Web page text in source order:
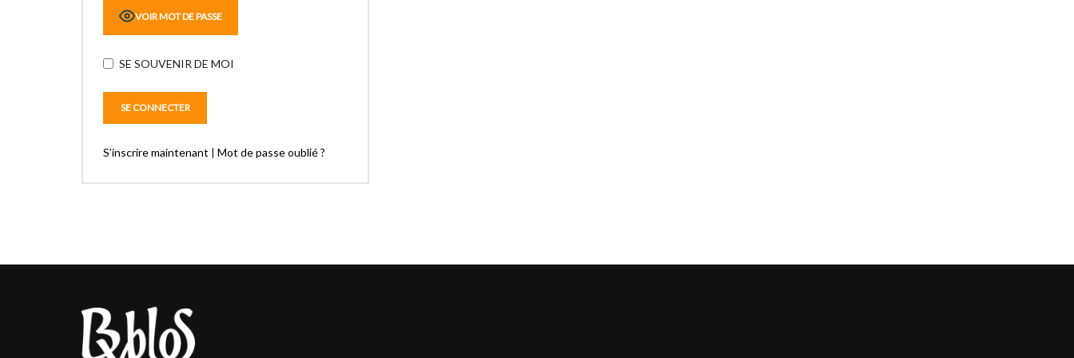
VOIR MOT DE PASSE
SE SOUVENIR DE MOI
S’inscrire maintenant | Mot de passe oublié ?